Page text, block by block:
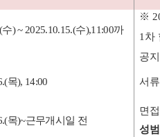
수) ~ 2025.10.15.(수),11:00까
※
1차
공
목), 14:00 서
목)~근무개시일 전
면
성